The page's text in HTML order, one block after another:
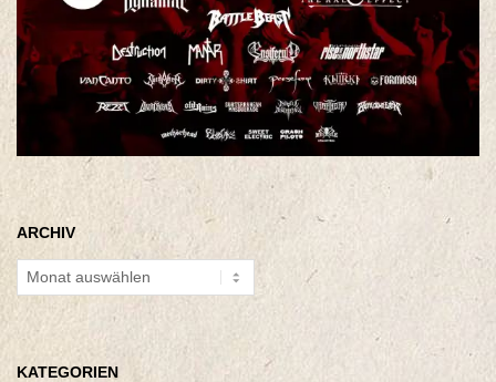
ARCHIV
Archiv
KATEGORIEN